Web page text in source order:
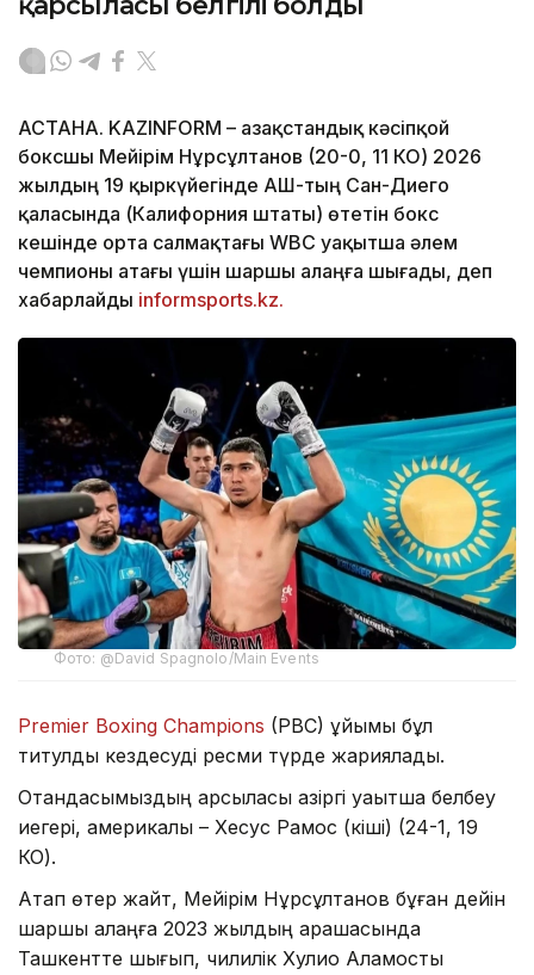
АСТАНА. KAZINFORM – Қазақстандық кәсіпқой
боксшы Мейірім Нұрсұлтанов (20-0, 11 КО) 2026
жылдың 19 қыркүйегінде АҚШ-тың Сан-Диего
қаласында (Калифорния штаты) өтетін бокс
кешінде орта салмақтағы WBC уақытша әлем
чемпионы атағы үшін шаршы алаңға шығады, деп
хабарлайды informsports.kz.
Фото: @David Spagnolo/Main Events
Premier Boxing Champions (PBC) ұйымы бұл
титулдық кездесуді ресми түрде жариялады.
Отандасымыздың қарсыласы қазіргі уақытша белбеу
иегері, америкалық – Хесус Рамос (кіші) (24-1, 19
КО).
Атап өтер жайт, Мейірім Нұрсұлтанов бұған дейін
шаршы алаңға 2023 жылдың қарашасында
Ташкентте шығып, чилилік Хулио Аламосты